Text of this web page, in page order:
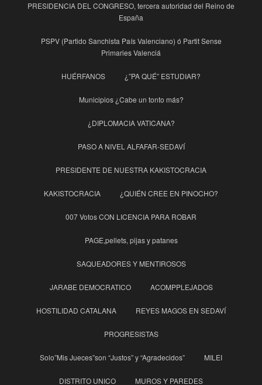
PRESIDENCIA DEL CONGRESO, tercera autoridad del Reino de
España
PSPV (Partido Sanchista País Valenciano) ó Partit Sense
Primaries Valenciá
HUÉRFANOS ¿”PA QUÉ” ESTUDIAR?
Municipios ¿Cabe un tonto más?
¿DIPLOMACIA VATICANA?
PASO A NIVEL ALFAFAR-SEDAVÍ
PRESIDENTE DE NUESTRA KAKISTOCRACIA
KAKISTOCRACIA ¿QUIÉN CREE EN PINOCHO?
007 Votos CON LICENCIA PARA ROBAR
PAGE,pellets, pijas y patanes
SAQUEADORES Y MENTIROSOS
JARABE DEMOCRATICO ACOMPPLEJADOS
HOSTILIDAD CATALANA REYES MAGOS EN SEDAVÍ
PROGRESISTAS
Solo”Mis Jueces”son “Justos” y “Agradecidos” MILEI
DISTRITO UNICO MUROS Y PAREDES